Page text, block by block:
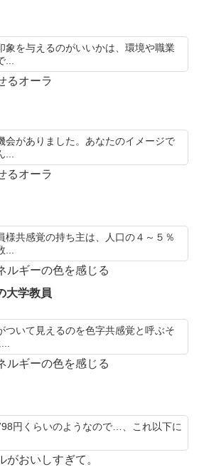
象を与えるのがいいかは、環境や職業
るオーラ
会がありました。あなたのイメージで
...
るオーラ
様共感覚の持ち主は、人口の４～５％
ルギーの色を感じる
大学教員
ついて見えるのを色字共感覚と呼ぶそ
ルギーの色を感じる
円くらいのようなので…、これ以下に
がおいしすぎて。